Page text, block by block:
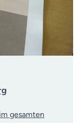
gesamten